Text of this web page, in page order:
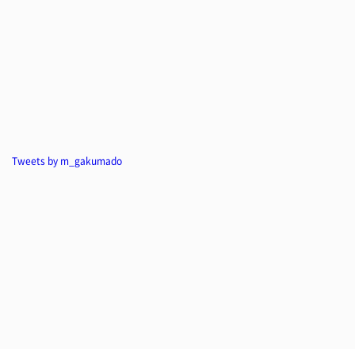
Tweets by m_gakumado